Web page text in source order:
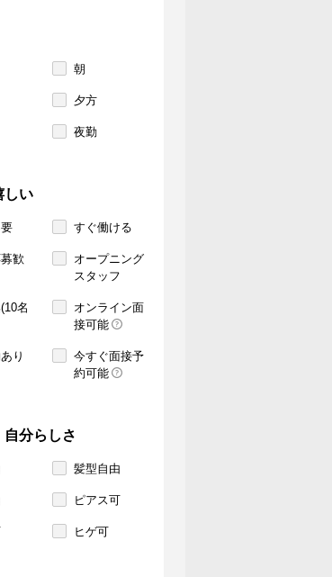
朝
夕方
夜勤
しい
すぐ働ける
歓
オープニング
スタッフ
名
オンライン面
接可能
り
今すぐ面接予
約可能
自分らしさ
髪型自由
ピアス可
ヒゲ可